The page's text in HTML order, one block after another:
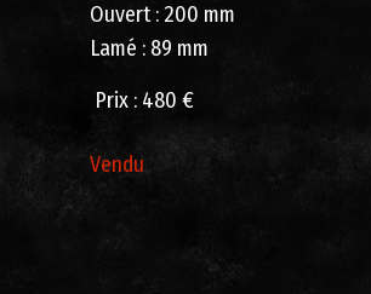
Ouvert : 200 mm
Lamé : 89 mm
Prix ​​: 480 €